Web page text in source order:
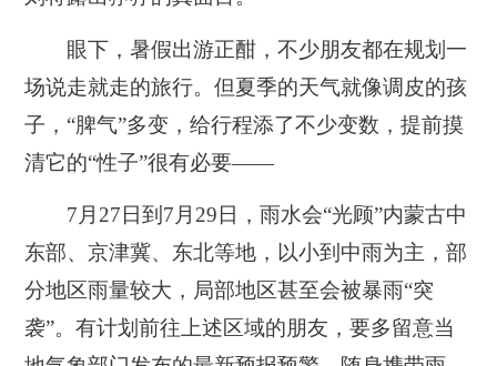
眼下，暑假出游正酣，不少朋友都在规划一
场说走就走的旅行。但夏季的天气就像调皮的孩
子，“脾气”多变，给行程添了不少变数，提前摸
清它的“性子”很有必要——
7月27日到7月29日，雨水会“光顾”内蒙古中
东部、京津冀、东北等地，以小到中雨为主，部
分地区雨量较大，局部地区甚至会被暴雨“突
袭”。有计划前往上述区域的朋友，要多留意当